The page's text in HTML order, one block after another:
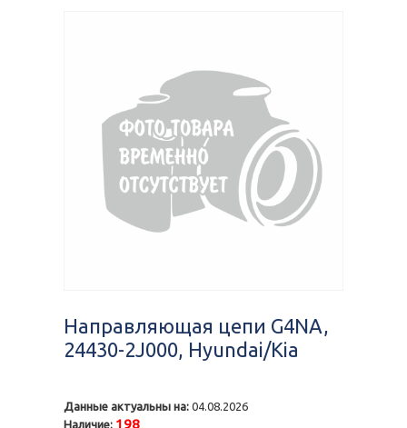
Направляющая цепи G4NA,
24430-2J000, Hyundai/Kia
Данные актуальны на: 04.08.2026
Наличие: 198